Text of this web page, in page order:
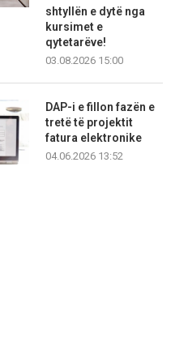
shtyllën e dytë nga
kursimet e
qytetarëve!
03.08.2026 15:00
DAP-i e fillon fazën e
tretë të projektit
fatura elektronike
04.06.2026 13:52